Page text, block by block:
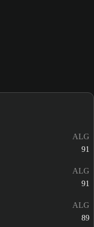
ALG
91
ALG
91
ALG
89